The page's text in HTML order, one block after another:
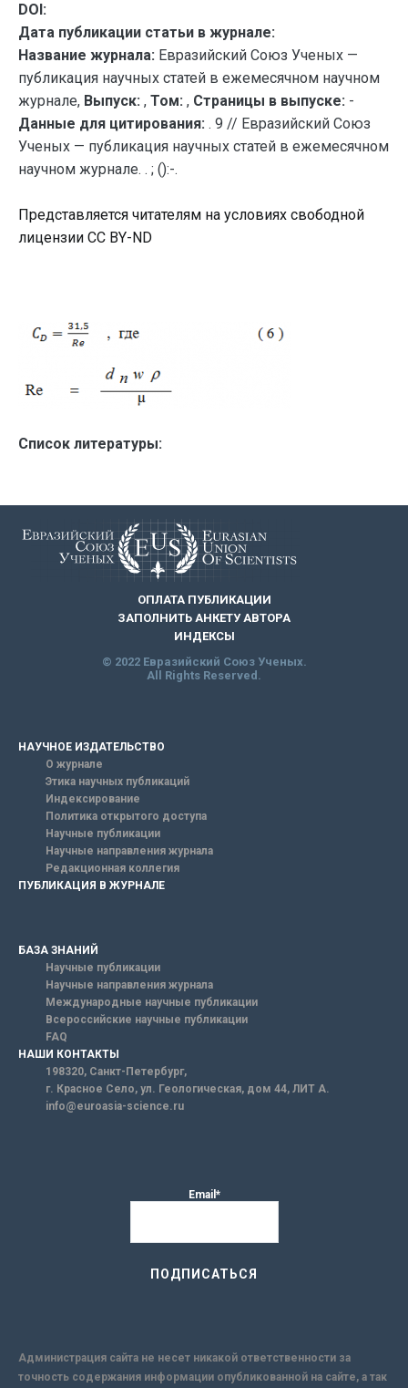
DOI:
Дата публикации статьи в журнале:
Название журнала: Евразийский Союз Ученых —
публикация научных статей в ежемесячном научном
журнале, Выпуск: , Том: , Страницы в выпуске: -
Данные для цитирования: . 9 // Евразийский Союз
Ученых — публикация научных статей в ежемесячном
научном журнале. . ; ():-.
Представляется читателям на условиях свободной
лицензии CC BY-ND
Список литературы:
ОПЛАТА ПУБЛИКАЦИИ
ЗАПОЛНИТЬ АНКЕТУ АВТОРА
ИНДЕКСЫ
© 2022 Евразийский Союз Ученых.
All Rights Reserved.
НАУЧНОЕ ИЗДАТЕЛЬСТВО
О журнале
Этика научных публикаций
Индексирование
Политика открытого доступа
Научные публикации
Научные направления журнала
Редакционная коллегия
ПУБЛИКАЦИЯ В ЖУРНАЛЕ
БАЗА ЗНАНИЙ
Научные публикации
Научные направления журнала
Международные научные публикации
Всероссийские научные публикации
FAQ
НАШИ КОНТАКТЫ
198320, Санкт-Петербург,
г. Красное Село, ул. Геологическая, дом 44, ЛИТ А.
info@euroasia-science.ru
Email*
Администрация сайта не несет никакой ответственности за
точность содержания информации опубликованной на сайте, а так